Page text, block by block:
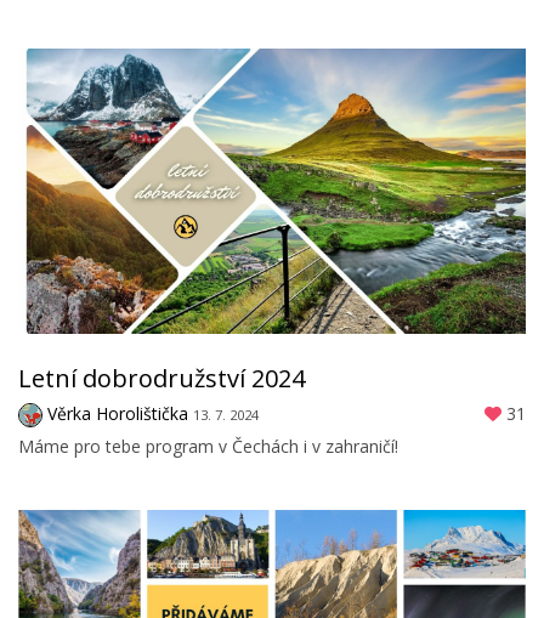
Letní dobrodružství 2024
Věrka Horolištička 13. 7. 2024
31
Máme pro tebe program v Čechách i v zahraničí!